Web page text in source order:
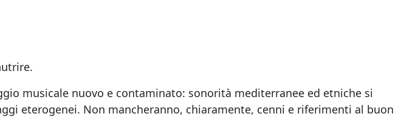
musicale nuovo e contaminato: sonorità mediterranee ed etniche si
eterogenei. Non mancheranno, chiaramente, cenni e riferimenti al buon